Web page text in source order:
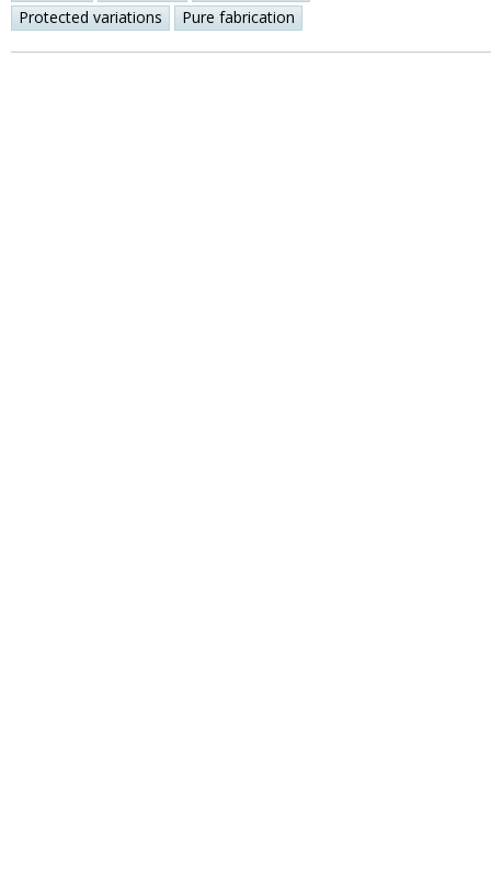
Protected variations
Pure fabrication